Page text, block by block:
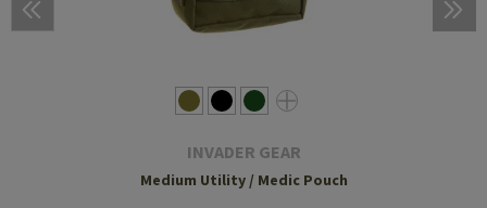
INVADER GEAR
Medium Utility / Medic Pouch